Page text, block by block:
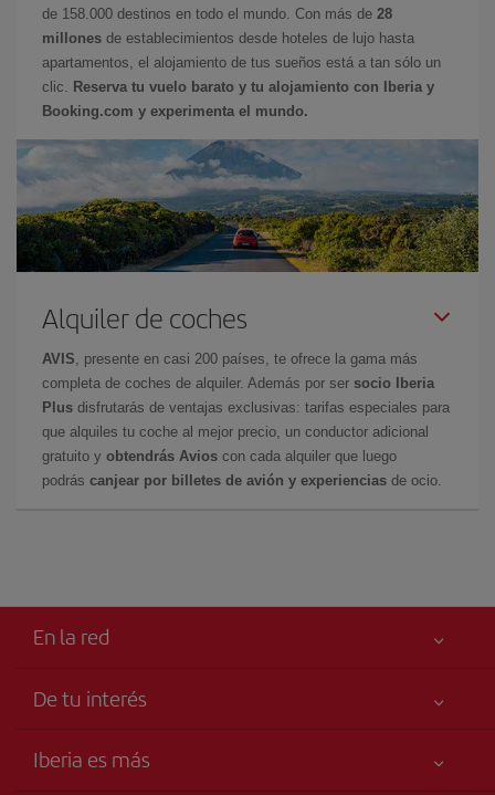
de 158.000 destinos en todo el mundo. Con más de 28
millones de establecimientos desde hoteles de lujo hasta
apartamentos, el alojamiento de tus sueños está a tan sólo un
clic.
Reserva tu vuelo barato y tu alojamiento con Iberia y
Booking.com y experimenta el mundo.
Alquiler de coches
AVIS , presente en casi 200 países, te ofrece la gama más
completa de coches de alquiler. Además por ser socio Iberia
Plus disfrutarás de ventajas exclusivas: tarifas especiales para
que alquiles tu coche al mejor precio, un conductor adicional
gratuito y obtendrás Avios con cada alquiler que luego
podrás canjear por billetes de avión y experiencias de ocio.
En la red
De tu interés
Accesibilidad
Iberia es más